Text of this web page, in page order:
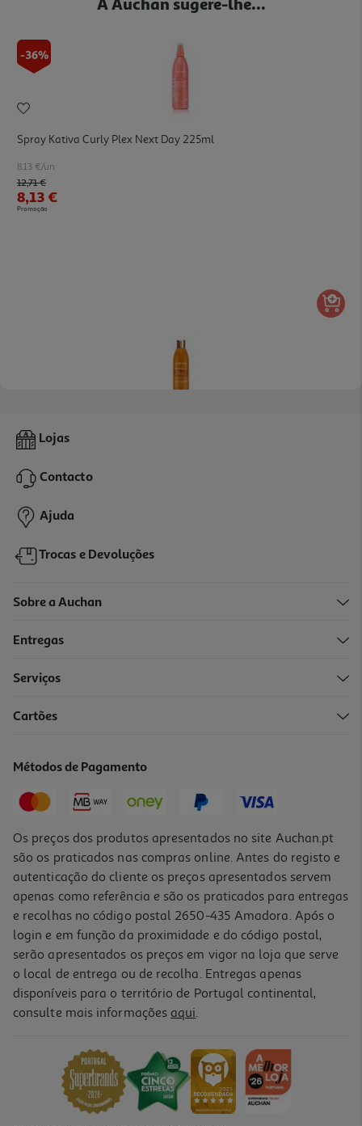
-36%
Spray Kativa Curly Plex Next Day 225ml
8.13 €/un
Price reduced from
12,71 €to
8,13 €
Promoção
Condicionador Kativa Post Alisado 355ml
11,17 €
Condicionador Kativa Argan Olive Peptides 90ml
Lojas
Contacto
Ajuda
Trocas e Devoluções
Sobre a Auchan
Entregas
Serviços
Cartões
Métodos de Pagamento
Os preços dos produtos apresentados no site Auchan.pt
são os praticados nas compras online. Antes do registo e
autenticação do cliente os preços apresentados servem
apenas como referência e são os praticados para entregas
e recolhas no código postal 2650-435 Amadora. Após o
login e em função da proximidade e do código postal,
serão apresentados os preços em vigor na loja que serve
o local de entrega ou de recolha. Entregas apenas
disponíveis para o território de Portugal continental,
consulte mais informações aqui.